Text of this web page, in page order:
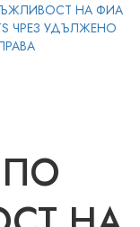
НА ФИА
ЧРЕЗ УДЪЛЖЕНО